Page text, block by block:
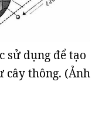
sử dụng để tạo
cây thông. (Ảnh